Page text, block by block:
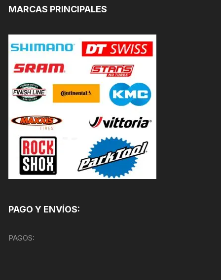
MARCAS PRINCIPALES
PAGO Y ENVÍOS:
PAGOS: